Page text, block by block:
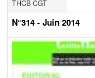
THCB CGT
N°314 - Juin 2014